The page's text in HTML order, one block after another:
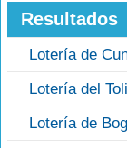
Resultados
Lotería de
Lotería del
Lotería de